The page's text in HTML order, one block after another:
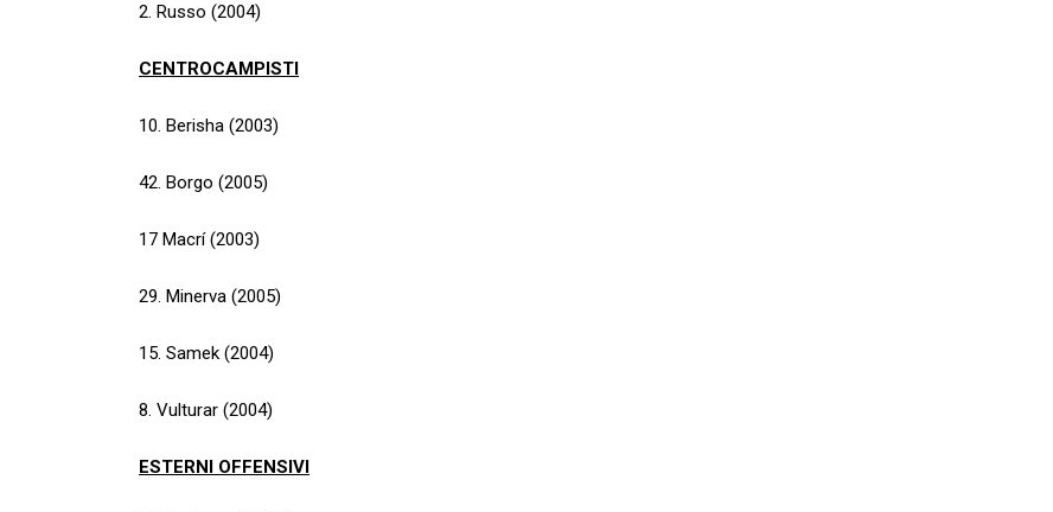
2. Russo (2004)
CENTROCAMPISTI
10. Berisha (2003)
42. Borgo (2005)
17 Macrí (2003)
29. Minerva (2005)
15. Samek (2004)
8. Vulturar (2004)
ESTERNI OFFENSIVI